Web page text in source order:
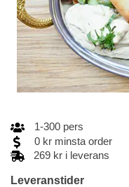
1-300 pers
0 kr minsta order
269 kr i leverans
Leveranstider